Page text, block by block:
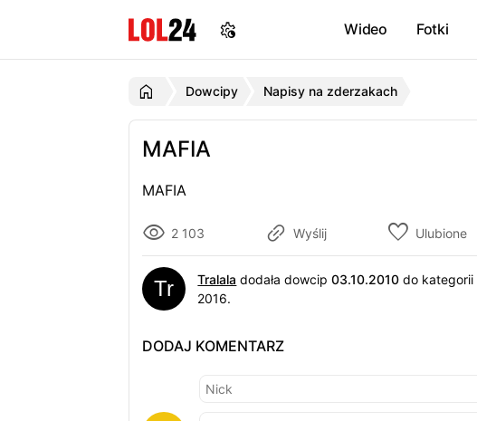
Wideo Fotki
Dowcipy Napisy na zderzakach
MAFIA
MAFIA
2 103 Wyślij Ulubione
Tralala dodała dowcip03.10.2010 do kategorii
2016.
DODAJ KOMENTARZ